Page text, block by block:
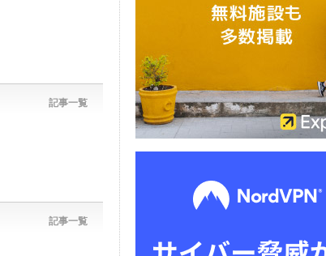
記事一覧
記事一覧